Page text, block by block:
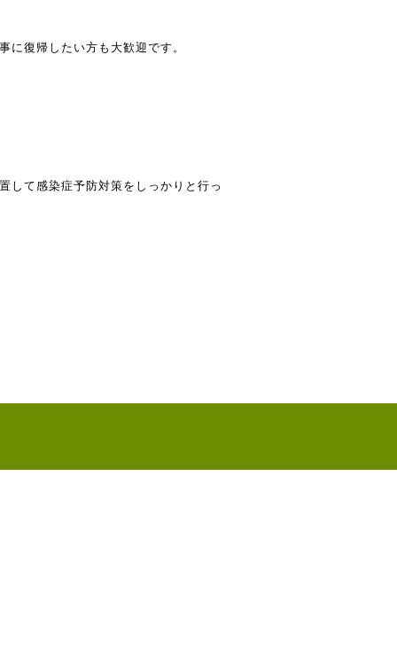
に復帰したい方も大歓迎です。
して感染症予防対策をしっかりと行っ